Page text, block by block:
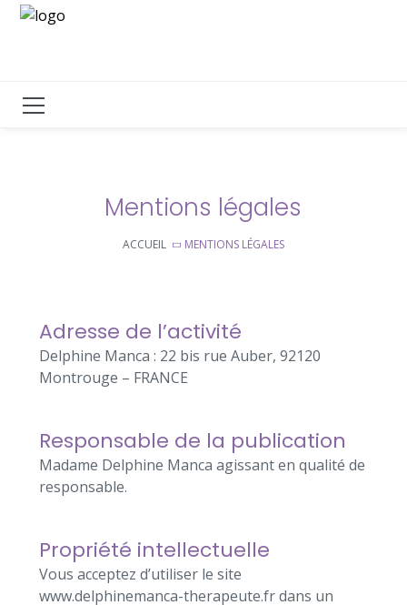
Mentions légales
ACCUEIL MENTIONS LÉGALES
Adresse de l’activité
Delphine Manca : 22 bis rue Auber, 92120
Montrouge – FRANCE
Responsable de la publication
Madame Delphine Manca agissant en qualité de
responsable.
Propriété intellectuelle
Vous acceptez d’utiliser le site
www.delphinemanca-therapeute.fr dans un